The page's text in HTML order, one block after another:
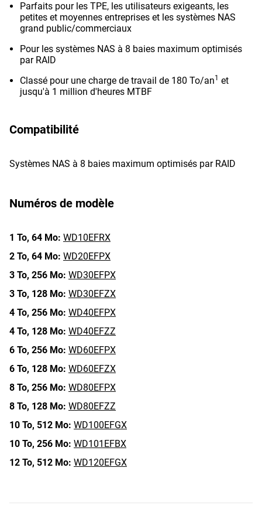
Parfaits pour les TPE, les utilisateurs exigeants, les
petites et moyennes entreprises et les systèmes NAS
grand public/commerciaux
Pour les systèmes NAS à 8 baies maximum optimisés
par RAID
Classé pour une charge de travail de 180 To/an1 et
jusqu'à 1 million d'heures MTBF
Compatibilité
Systèmes NAS à 8 baies maximum optimisés par RAID
Numéros de modèle
1 To, 64 Mo: WD10EFRX
2 To, 64 Mo: WD20EFPX
3 To, 256 Mo: WD30EFPX
3 To, 128 Mo: WD30EFZX
4 To, 256 Mo: WD40EFPX
4 To, 128 Mo: WD40EFZZ
6 To, 256 Mo: WD60EFPX
6 To, 128 Mo: WD60EFZX
8 To, 256 Mo: WD80EFPX
8 To, 128 Mo: WD80EFZZ
10 To, 512 Mo: WD100EFGX
10 To, 256 Mo: WD101EFBX
12 To, 512 Mo: WD120EFGX